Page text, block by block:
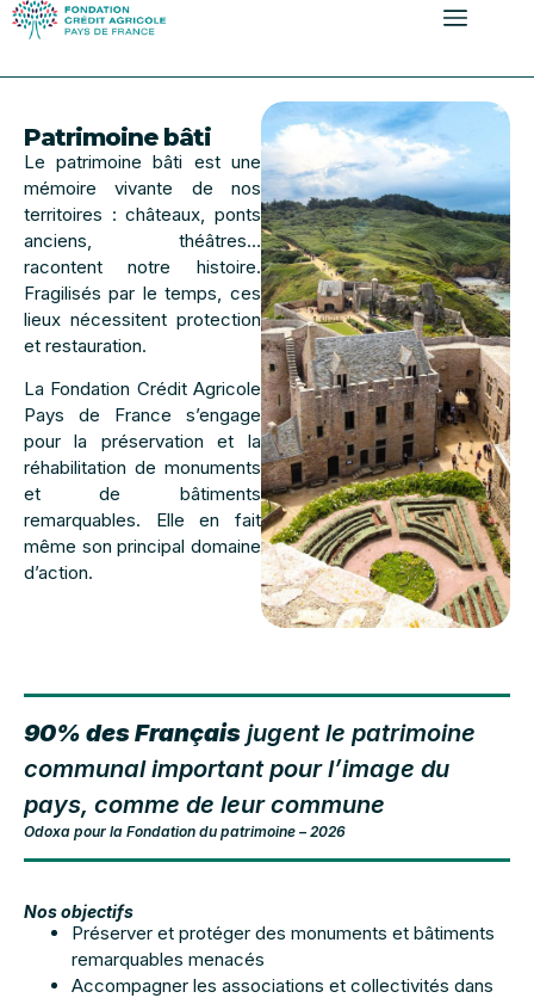
principal
Patrimoine bâti
Le patrimoine bâti est une
mémoire vivante de nos
territoires : châteaux, ponts
anciens, théâtres…
racontent notre histoire.
Fragilisés par le temps, ces
lieux nécessitent protection
et restauration.
La Fondation Crédit Agricole
Pays de France s’engage
pour la préservation et la
réhabilitation de monuments
et de bâtiments
remarquables. Elle en fait
même son principal domaine
d’action.
90% des Français jugent le patrimoine
communal important pour l’image du
pays, comme de leur commune
Odoxa pour la Fondation du patrimoine – 2026
Nos objectifs
Préserver et protéger des monuments et bâtiments
remarquables menacés
Accompagner les associations et collectivités dans